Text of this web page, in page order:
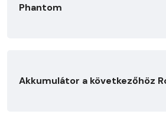
Phantom
Akkumulátor a következőhöz